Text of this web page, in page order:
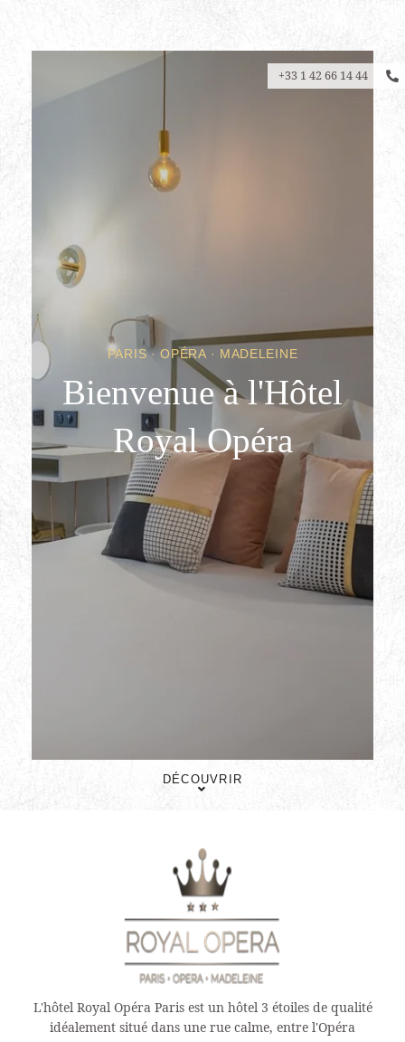
+33 1 42 66 14 44
PARIS · OPÉRA · MADELEINE
Bienvenue à l'Hôtel
Royal Opéra
DÉCOUVRIR
L'hôtel Royal Opéra Paris est un hôtel 3 étoiles de qualité
idéalement situé dans une rue calme, entre l'Opéra